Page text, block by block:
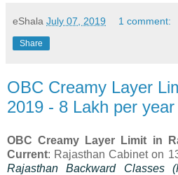
eShala July 07, 2019 1 comment:
Share
OBC Creamy Layer
2019 - 8 Lakh per year
OBC Creamy Layer Limit in
Current: Rajasthan Cabinet on
Rajasthan Backward Classes